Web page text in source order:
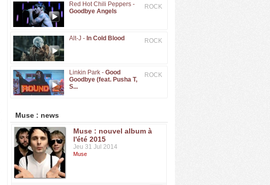
ROCK
Red Hot Chili Peppers -
Goodbye Angels
ROCK
Alt-J - In Cold Blood
ROCK
Linkin Park - Good
Goodbye (feat. Pusha T,
S...
Muse : news
Muse : nouvel album à
l'été 2015
Jeu 31 Jul 2014
Muse